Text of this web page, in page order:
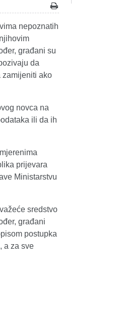
nepoznatih
građani su
da
zamijeniti ako
novca na
ili da ih
prijevara
Ministarstvu
važeće sredstvo
građani
postupka
, a za sve